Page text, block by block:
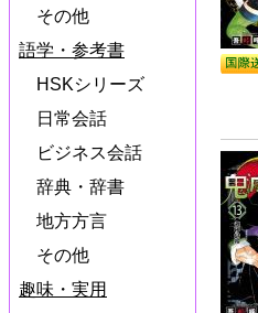
その他
語学・参考書
HSKシリーズ
日常会話
ビジネス会話
辞典・辞書
地方方言
その他
趣味・実用